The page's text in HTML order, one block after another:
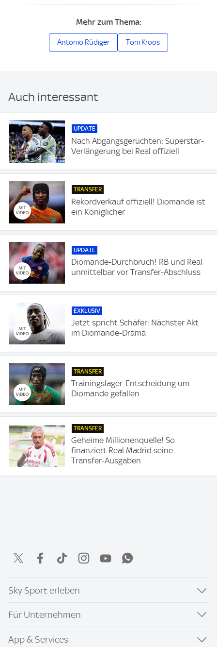
Mehr zum Thema:
Antonio Rüdiger Toni Kroos
Auch interessant
UPDATE
Nach Abgangsgerüchten: Superstar-
Verlängerung bei Real offiziell
TRANSFER
Rekordverkauf offiziell! Diomande ist
ein Königlicher
UPDATE
Diomande-Durchbruch! RB und Real
unmittelbar vor Transfer-Abschluss
EXKLUSIV
Jetzt spricht Schäfer: Nächster Akt
im Diomande-Drama
TRANSFER
Trainingslager-Entscheidung um
Diomande gefallen
TRANSFER
Geheime Millionenquelle! So
finanziert Real Madrid seine
Transfer-Ausgaben
Sky Sport erleben
Für Unternehmen
App & Services